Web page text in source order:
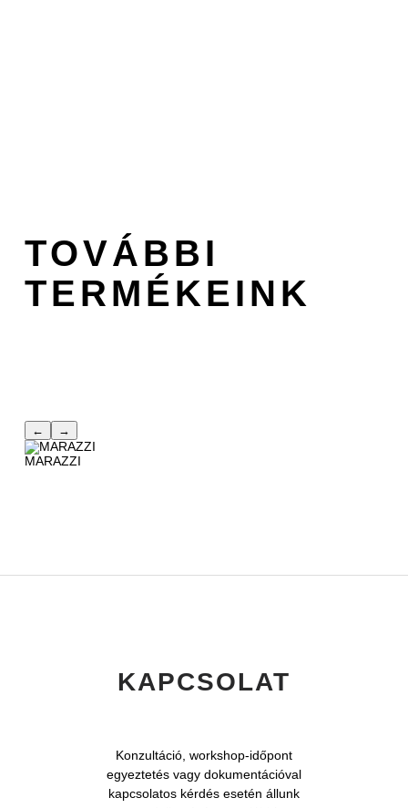
TOVÁBBI
TERMÉKEINK
← →
MARAZZI
KAPCSOLAT
Konzultáció, workshop-időpont
egyeztetés vagy dokumentációval
kapcsolatos kérdés esetén állunk